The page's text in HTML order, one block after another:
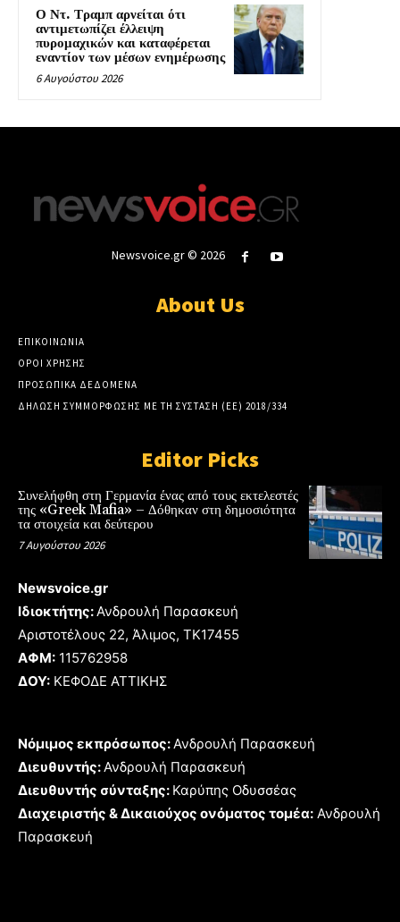
Ο Ντ. Τραμπ αρνείται ότι
αντιμετωπίζει έλλειψη
πυρομαχικών και καταφέρεται
εναντίον των μέσων ενημέρωσης
6 Αυγούστου 2026
Newsvoice.gr © 2026
About Us
ΕΠΙΚΟΙΝΩΝΙΑ
ΟΡΟΙ ΧΡΗΣΗΣ
ΠΡΟΣΩΠΙΚΑ ΔΕΔΟΜΕΝΑ
ΔΗΛΩΣΗ ΣΥΜΜΟΡΦΩΣΗΣ ΜΕ ΤΗ ΣΥΣΤΑΣΗ (ΕΕ) 2018/334
Editor Picks
Συνελήφθη στη Γερμανία ένας από τους εκτελεστές
της «Greek Mafia» – Δόθηκαν στη δημοσιότητα
τα στοιχεία και δεύτερου
7 Αυγούστου 2026
Newsvoice.gr
Ιδιοκτήτης: Ανδρουλή Παρασκευή
Αριστοτέλους 22, Άλιμος, TK17455
ΑΦΜ: 115762958
ΔΟΥ: ΚΕΦΟΔΕ ΑΤΤΙΚΗΣ
Νόμιμος εκπρόσωπος: Ανδρουλή Παρασκευή
Διευθυντής: Ανδρουλή Παρασκευή
Διευθυντής σύνταξης: Καρύπης Οδυσσέας
Διαχειριστής & Δικαιούχος ονόματος τομέα: Ανδρουλή
Παρασκευή